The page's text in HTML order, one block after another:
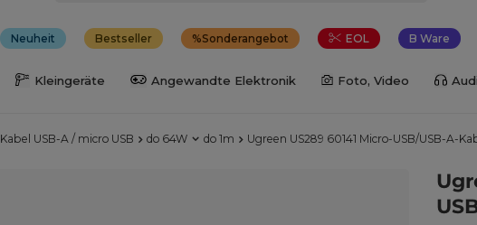
Neuheit Bestseller Sonderangebot EOL B Ware
Kleingeräte Angewandte Elektronik Foto, Video
Kabel USB-A / micro USB do 64W do 1m Ugreen US289 60141 Micro-USB/USB-A-